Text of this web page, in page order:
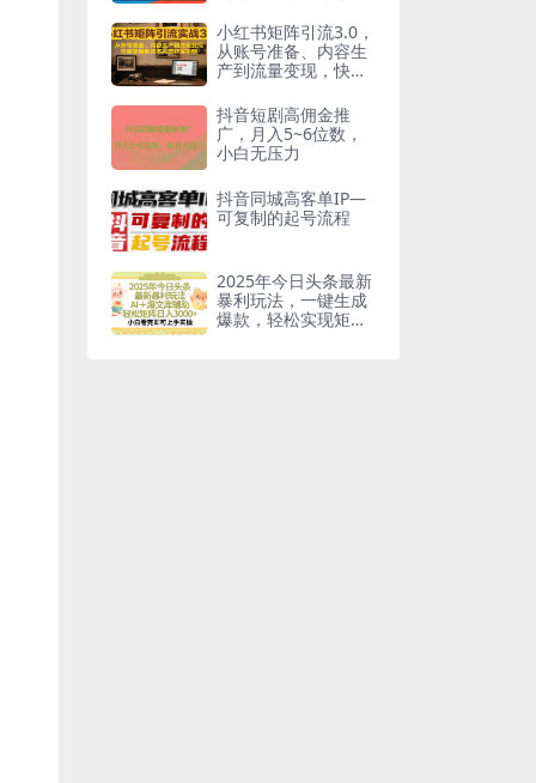
误区
小红书矩阵引流3.0，
从账号准备、内容生
产到流量变现，快速
策略
抖音短剧高佣金推
广，月入5~6位数，
小白无压力
抖音同城高客单IP—
可复制的起号流程
2025年今日头条最新
暴利玩法，一键生成
爆款，轻松实现矩阵